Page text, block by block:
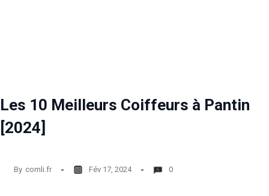
Les 10 Meilleurs Coiffeurs à Pantin
[2024]
By comli.fr Fév 17, 2024 0